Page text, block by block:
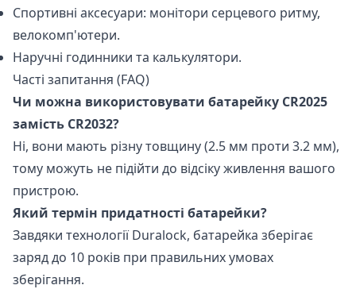
Спортивні аксесуари: монітори серцевого ритму,
велокомп'ютери.
Наручні годинники та калькулятори.
Часті запитання (FAQ)
Чи можна використовувати батарейку CR2025
замість CR2032?
Ні, вони мають різну товщину (2.5 мм проти 3.2 мм),
тому можуть не підійти до відсіку живлення вашого
пристрою.
Який термін придатності батарейки?
Завдяки технології Duralock, батарейка зберігає
заряд до 10 років при правильних умовах
зберігання.